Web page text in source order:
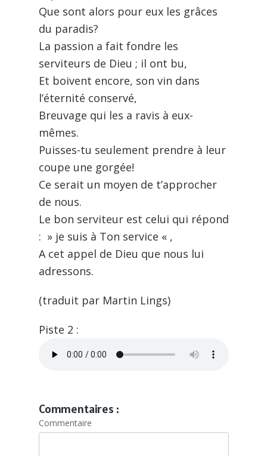
Que sont alors pour eux les grâces
du paradis?
La passion a fait fondre les
serviteurs de Dieu ; il ont bu,
Et boivent encore, son vin dans
l’éternité conservé,
Breuvage qui les a ravis à eux-
mêmes.
Puisses-tu seulement prendre à leur
coupe une gorgée!
Ce serait un moyen de t’approcher
de nous.
Le bon serviteur est celui qui répond
: » je suis à Ton service « ,
A cet appel de Dieu que nous lui
adressons.
(traduit par Martin Lings)
Piste 2 :
Commentaires :
Commentaire